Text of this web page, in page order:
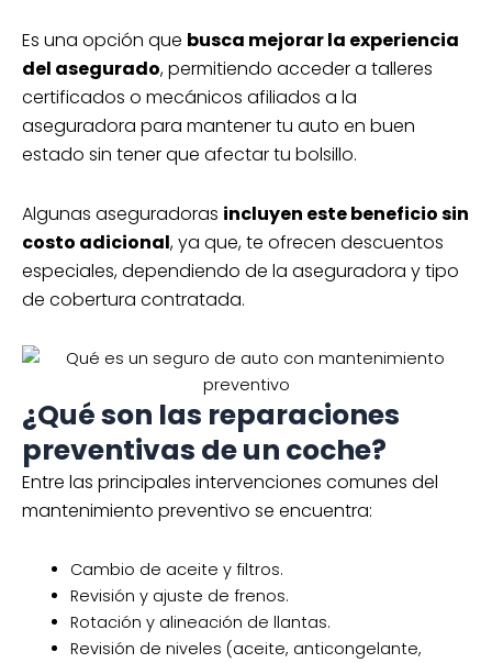
Es una opción que busca mejorar la experiencia
del asegurado, permitiendo acceder a talleres
certificados o mecánicos afiliados a la
aseguradora para mantener tu auto en buen
estado sin tener que afectar tu bolsillo.
Algunas aseguradoras incluyen este beneficio sin
costo adicional, ya que, te ofrecen descuentos
especiales, dependiendo de la aseguradora y tipo
de cobertura contratada.
¿Qué son las reparaciones
preventivas de un coche?
Entre las principales intervenciones comunes del
mantenimiento preventivo se encuentra:
Cambio de aceite y filtros.
Revisión y ajuste de frenos.
Rotación y alineación de llantas.
Revisión de niveles (aceite, anticongelante,